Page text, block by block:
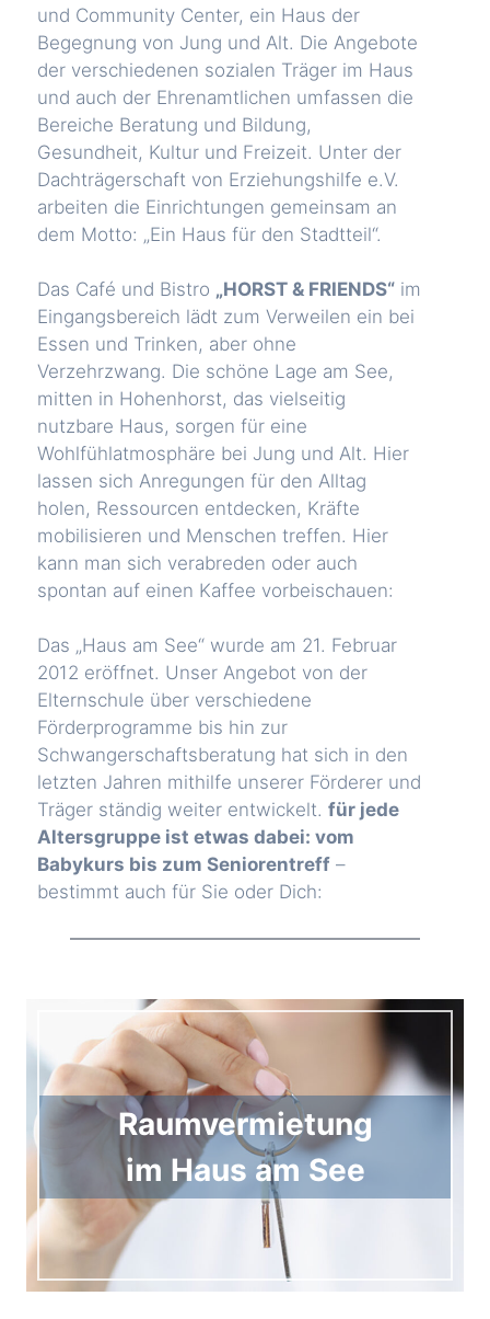
und Community Center, ein Haus der
Begegnung von Jung und Alt. Die Angebote
der verschiedenen sozialen Träger im Haus
und auch der Ehrenamtlichen umfassen die
Bereiche Beratung und Bildung,
Gesundheit, Kultur und Freizeit. Unter der
Dachträgerschaft von Erziehungshilfe e.V.
arbeiten die Einrichtungen gemeinsam an
dem Motto: „Ein Haus für den Stadtteil“.
Das Café und Bistro „HORST & FRIENDS“ im
Eingangsbereich lädt zum Verweilen ein bei
Essen und Trinken, aber ohne
Verzehrzwang. Die schöne Lage am See,
mitten in Hohenhorst, das vielseitig
nutzbare Haus, sorgen für eine
Wohlfühlatmosphäre bei Jung und Alt. Hier
lassen sich Anregungen für den Alltag
holen, Ressourcen entdecken, Kräfte
mobilisieren und Menschen treffen. Hier
kann man sich verabreden oder auch
spontan auf einen Kaffee vorbeischauen:
Das „Haus am See“ wurde am 21. Februar
2012 eröffnet. Unser Angebot von der
Elternschule über verschiedene
Förderprogramme bis hin zur
Schwangerschaftsberatung hat sich in den
letzten Jahren mithilfe unserer Förderer und
Träger ständig weiter entwickelt. für jede
Altersgruppe ist etwas dabei: vom
Babykurs bis zum Seniorentreff –
bestimmt auch für Sie oder Dich:
Raumvermietung
im Haus am See